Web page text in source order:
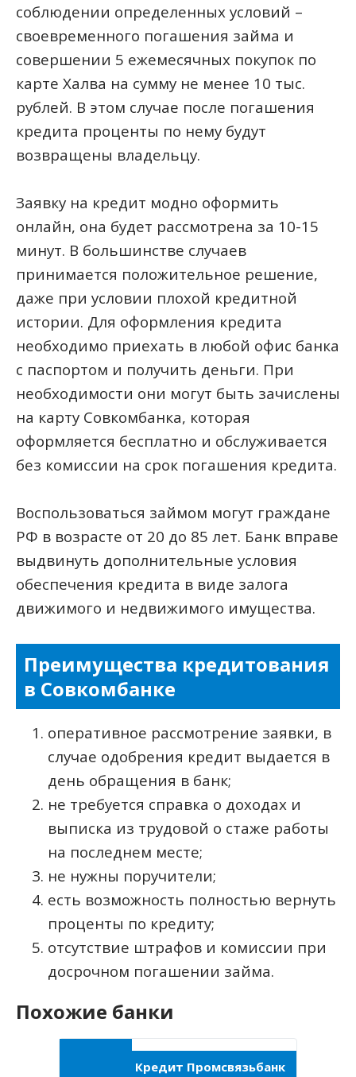
соблюдении определенных условий –
своевременного погашения займа и
совершении 5 ежемесячных покупок по
карте Халва на сумму не менее 10 тыс.
рублей. В этом случае после погашения
кредита проценты по нему будут
возвращены владельцу.
Заявку на кредит модно оформить
онлайн, она будет рассмотрена за 10-15
минут. В большинстве случаев
принимается положительное решение,
даже при условии плохой кредитной
истории. Для оформления кредита
необходимо приехать в любой офис банка
с паспортом и получить деньги. При
необходимости они могут быть зачислены
на карту Совкомбанка, которая
оформляется бесплатно и обслуживается
без комиссии на срок погашения кредита.
Воспользоваться займом могут граждане
РФ в возрасте от 20 до 85 лет. Банк вправе
выдвинуть дополнительные условия
обеспечения кредита в виде залога
движимого и недвижимого имущества.
Преимущества кредитования
в Совкомбанке
оперативное рассмотрение заявки, в
случае одобрения кредит выдается в
день обращения в банк;
не требуется справка о доходах и
выписка из трудовой о стаже работы
на последнем месте;
не нужны поручители;
есть возможность полностью вернуть
проценты по кредиту;
отсутствие штрафов и комиссии при
досрочном погашении займа.
Похожие банки
Кредит Промсвязьбанк